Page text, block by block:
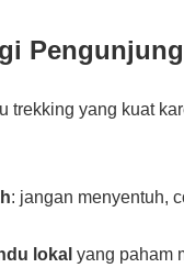
Pengunjung
trekking yang kuat
: jangan menyentuh,
lokal yang paham